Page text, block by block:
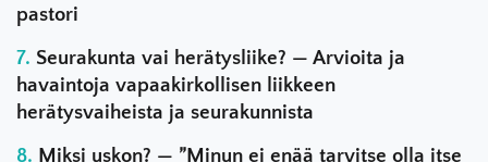
pastori
Seurakunta vai herätysliike? — Arvioita ja
havaintoja vapaakirkollisen liikkeen
herätysvaiheista ja seurakunnista
Miksi uskon? — ”Minun ei enää tarvitse olla itse